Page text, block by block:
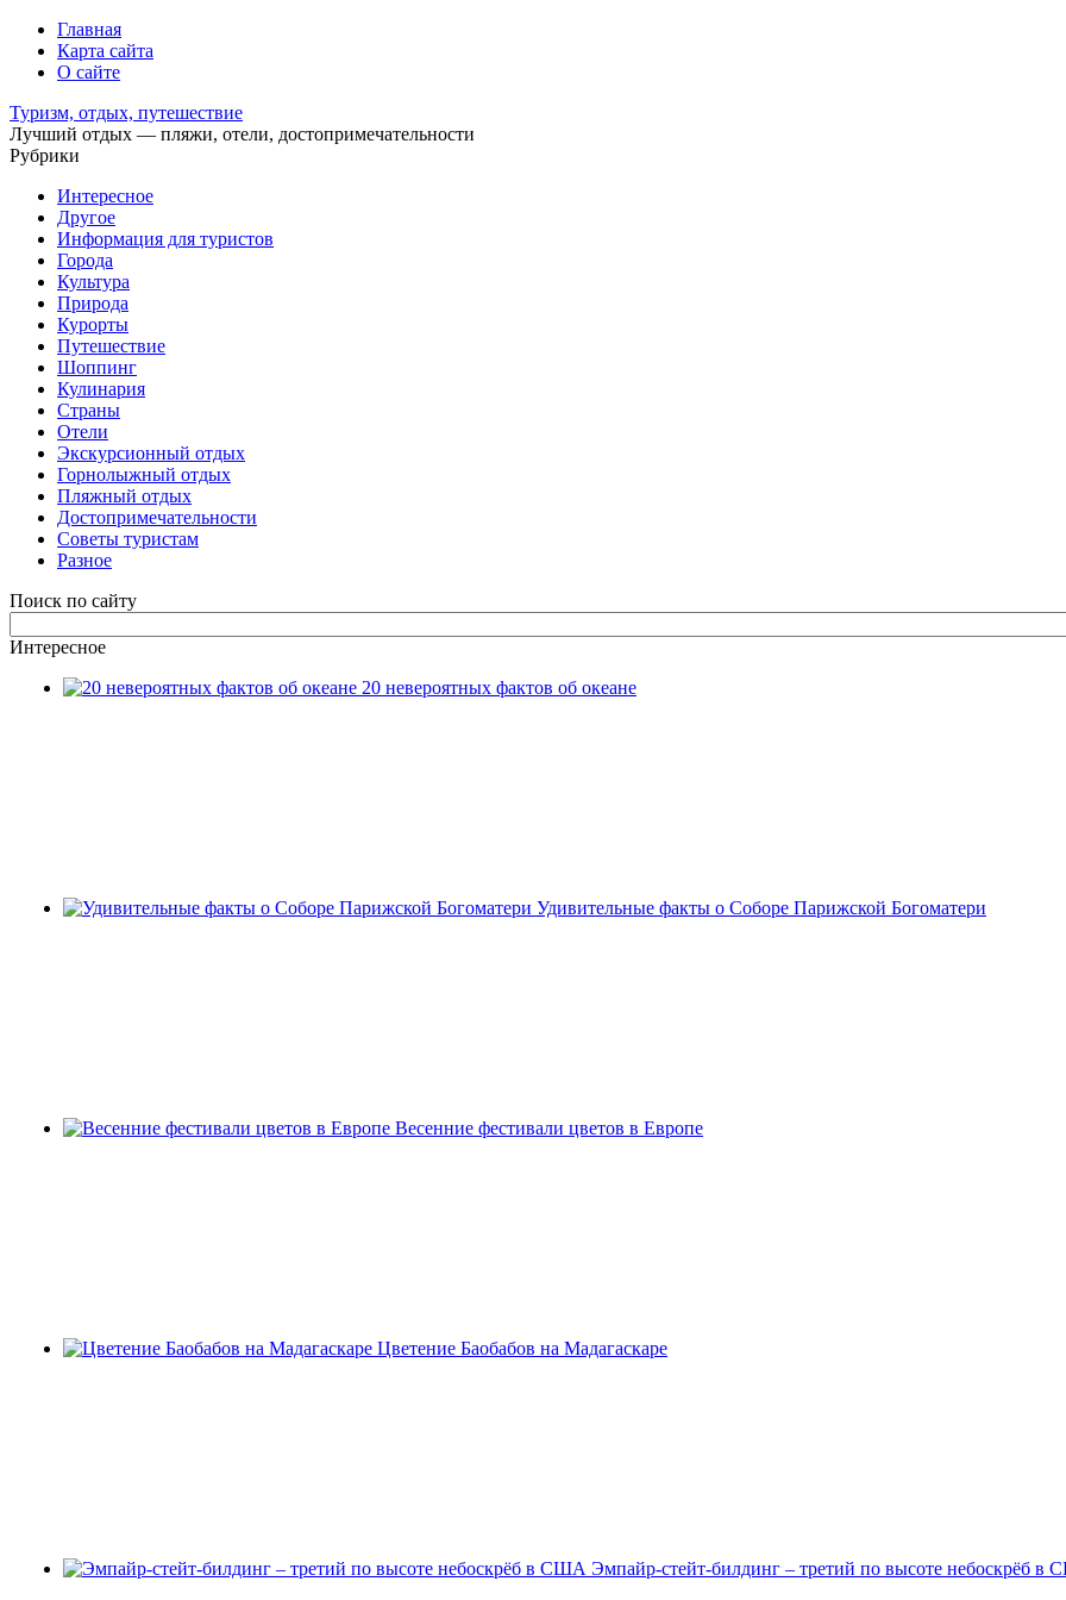
Главная
Карта сайта
О сайте
Туризм, отдых, путешествие
Лучший отдых — пляжи, отели, достопримечательности
Рубрики
Интересное
Другое
Информация для туристов
Города
Культура
Природа
Курорты
Путешествие
Шоппинг
Кулинария
Страны
Отели
Экскурсионный отдых
Горнолыжный отдых
Пляжный отдых
Достопримечательности
Советы туристам
Разное
Поиск по сайту
Интересное
20 невероятных фактов об океане
Удивительные факты о Соборе Парижской Богоматери
Весенние фестивали цветов в Европе
Цветение Баобабов на Мадагаскаре
Эмпайр-стейт-билдинг – третий по высоте небоскрёб в